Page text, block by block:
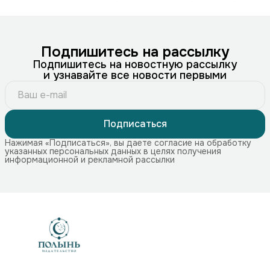
Подпишитесь на рассылку
Подпишитесь на новостную рассылку
и узнавайте все новости первыми
Подписаться
Нажимая «Подписаться», вы даете согласие на обработку
указанных персональных данных в целях получения
информационной и рекламной рассылки